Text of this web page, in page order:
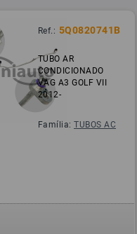
Ref.: 5Q0820741B
TUBO AR
CONDICIONADO
VAG A3 GOLF VII
2012-
Família:TUBOS AC